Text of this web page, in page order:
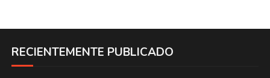
RECIENTEMENTE PUBLICADO